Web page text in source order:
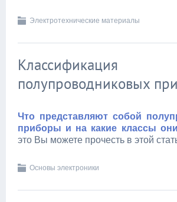
Электротехнические материалы
Классификация
полупроводниковых
Что представляют собой
приборы и на какие классы
это Вы можете прочесть в этой
Основы электроники